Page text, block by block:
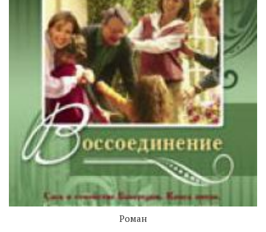
Роман